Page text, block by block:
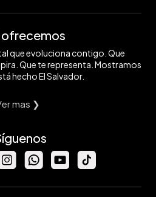
ofrecemos
que evoluciona contigo. Que
Que te representa. Mostramos
hecho El Salvador.
mas ❯